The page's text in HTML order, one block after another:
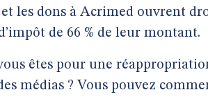
les dons à Acrimed ouvrent
de 66 % de leur montant.
êtes pour une
médias ? Vous pouvez